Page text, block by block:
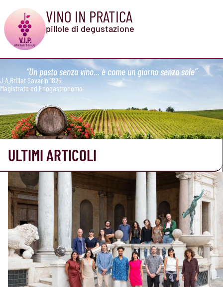
VINO IN PRATICA
pillole di degustazione
“Un pasto senza vino... è come un giorno senza sole”
J.A.Brillat Savarin 1825
Magistrato ed Enogastronomo
ULTIMI ARTICOLI